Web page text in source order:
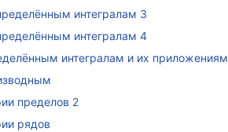
интегралам 3
интегралам 4
интегралам и их приложениям
пределов 2
рядов